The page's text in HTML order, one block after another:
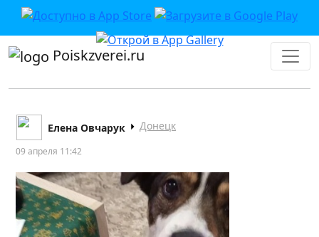
Poiskzverei.ru
Елена Овчарук Донецк
09 апреля 11:42